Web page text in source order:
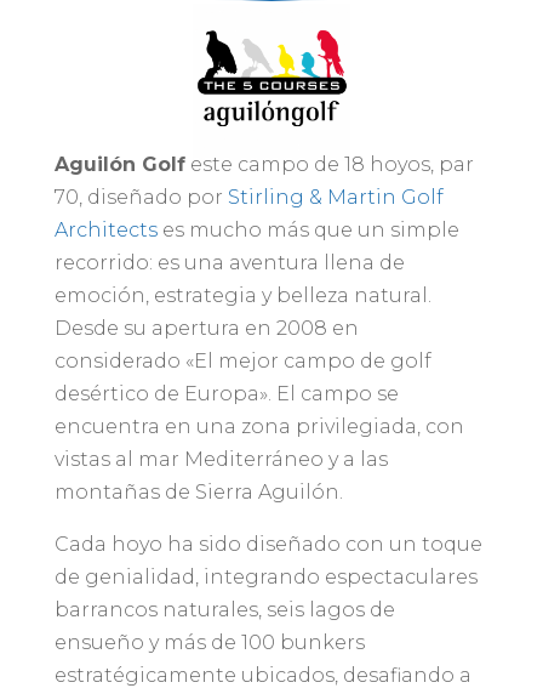
Aguilón Golfeste campo de 18 hoyos, par
70, diseñado por Stirling & Martin Golf
Architects es mucho más que un simple
recorrido: es una aventura llena de
emoción, estrategia y belleza natural.
Desde su apertura en 2008 en
considerado «El mejor campo de golf
desértico de Europa». El campo se
encuentra en una zona privilegiada, con
vistas al mar Mediterráneo y a las
montañas de Sierra Aguilón.
Cada hoyo ha sido diseñado con un toque
de genialidad, integrando espectaculares
barrancos naturales, seis lagos de
ensueño y más de 100 bunkers
estratégicamente ubicados, desafiando a